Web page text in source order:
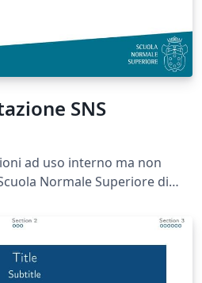
SNS
ad uso interno ma non
Normale Superiore di
(Modified from the UC